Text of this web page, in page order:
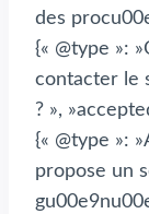
des
{« @type »:
contacter le
? »,
{« @type »:
propose un